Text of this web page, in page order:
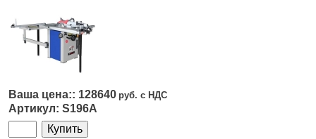
128640
S196A